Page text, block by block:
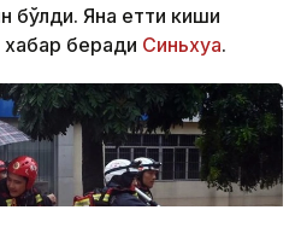
бўлди. Яна етти киши
беради Синьхуа.